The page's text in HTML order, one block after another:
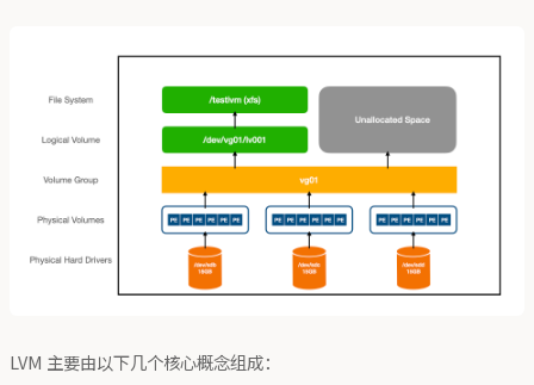
LVM 主要由以下几个核心概念组成：